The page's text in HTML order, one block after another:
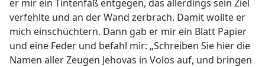
er mir ein Tintenfaß entgegen, das allerdings sein Ziel
verfehlte und an der Wand zerbrach. Damit wollte er
mich einschüchtern. Dann gab er mir ein Blatt Papier
und eine Feder und befahl mir: „Schreiben Sie hier die
Namen aller Zeugen Jehovas in Volos auf, und bringen